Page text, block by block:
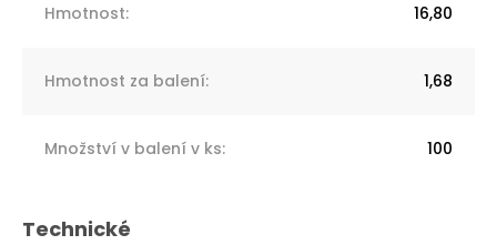
Hmotnost: 16,80
Hmotnost za balení: 1,68
Množství v balení v ks: 100